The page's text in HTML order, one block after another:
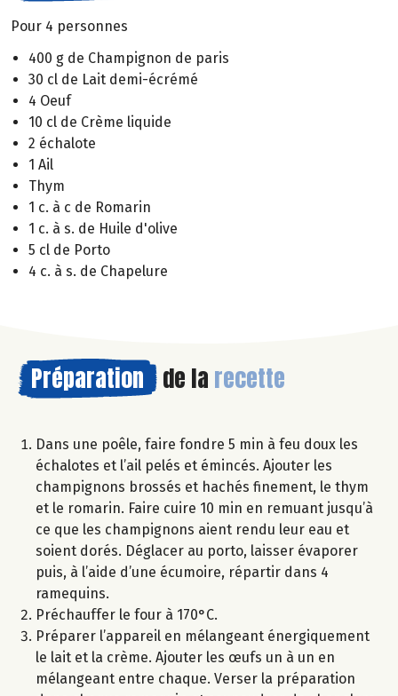
Pour 4 personnes
400 g de Champignon de paris
30 cl de Lait demi-écrémé
4 Oeuf
10 cl de Crème liquide
2 échalote
1 Ail
Thym
1 c. à c de Romarin
1 c. à s. de Huile d'olive
5 cl de Porto
4 c. à s. de Chapelure
Préparation de la recette
Dans une poêle, faire fondre 5 min à feu doux les
échalotes et l’ail pelés et émincés. Ajouter les
champignons brossés et hachés finement, le thym
et le romarin. Faire cuire 10 min en remuant jusqu’à
ce que les champignons aient rendu leur eau et
soient dorés. Déglacer au porto, laisser évaporer
puis, à l’aide d’une écumoire, répartir dans 4
ramequins.
Préchauffer le four à 170°C.
Préparer l’appareil en mélangeant énergiquement
le lait et la crème. Ajouter les œufs un à un en
mélangeant entre chaque. Verser la préparation